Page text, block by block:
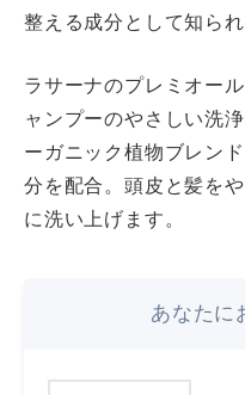
整える成分として知られ
ラサーナのプレミオー
ャンプーのやさしい洗
ーガニック植物ブレン
分を配合。頭皮と髪を
に洗い上げます。
あなたに